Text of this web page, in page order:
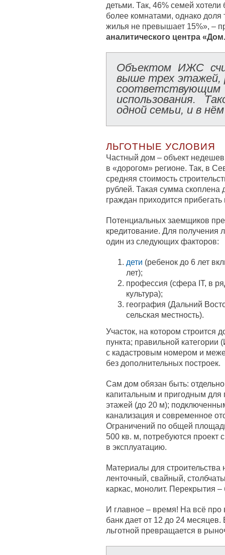
детьми. Так, 46% семей
более комнатами, однако доля
жилья не превышает 15%», –
аналитического центра
Объектом ИЖС
выше трех этажей,
использования.
одной семьи, и в
ЛЬГОТНЫЕ УСЛОВИЯ
Частный дом – объект
в «дорогом» регионе. Так, в
средняя стоимость
рублей. Такая сумма скоплена
граждан приходится прибегать
Потенциальных заемщиков
кредитование. Для получения
один из следующих факторов:
дети (ребенок до 6 лет
лет);
профессия (сфера IT, в
культура);
география (Дальний
сельская местность).
Участок, на котором строится
пункта; правильной
с кадастровым номером и
без дополнительных построек.
Сам дом обязан быть:
капитальным и пригодным
этажей (до 20 м);
канализация и современное
Ограничений по общей
500 кв. м, потребуются проект
в эксплуатацию.
Материалы для
ленточный, свайный,
каркас, монолит. Перекрытия
И главное – время! На всё про
банк дает от 12 до 24 месяцев.
льготной превращается в